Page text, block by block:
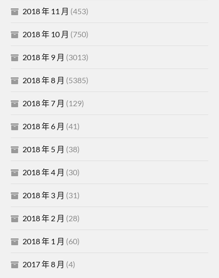
2018 年 11 月 (453)
2018 年 10 月 (750)
2018 年 9 月 (3013)
2018 年 8 月 (5385)
2018 年 7 月 (129)
2018 年 6 月 (41)
2018 年 5 月 (38)
2018 年 4 月 (30)
2018 年 3 月 (31)
2018 年 2 月 (28)
2018 年 1 月 (60)
2017 年 8 月 (4)